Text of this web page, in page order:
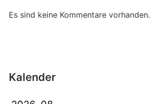
Es sind keine Kommentare vorhanden.
Kalender